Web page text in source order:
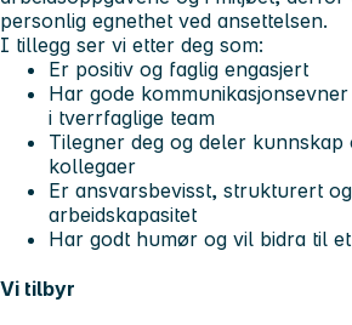
personlig egnethet ved ansettelsen.
I tillegg ser vi etter deg som:
Er positiv og faglig engasjert
Har gode
i tverrfaglige team
Tilegner deg og deler kunnskap
kollegaer
Er ansvarsbevisst, strukturert
arbeidskapasitet
Har godt humør og vil bidra til
Vi tilbyr